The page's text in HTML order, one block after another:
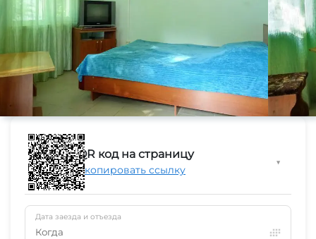
QR код на страницу
Скопировать ссылку
▼
Дата заезда и отъезда
Когда